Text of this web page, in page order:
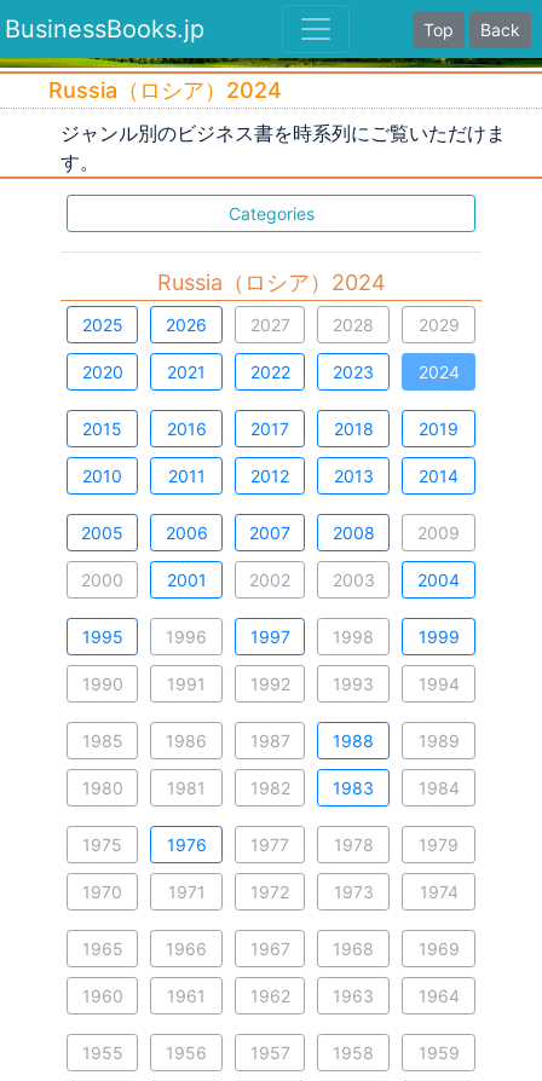
BusinessBooks.jp Top Back
Russia（ロシア）2024
ジャンル別のビジネス書を時系列にご覧いただけま
す。
Categories
Russia（ロシア）2024
2025 2026 2027 2028 2029
2020 2021 2022 2023 2024
2015 2016 2017 2018 2019
2010 2011 2012 2013 2014
2005 2006 2007 2008 2009
2000 2001 2002 2003 2004
1995 1996 1997 1998 1999
1990 1991 1992 1993 1994
1985 1986 1987 1988 1989
1980 1981 1982 1983 1984
1975 1976 1977 1978 1979
1970 1971 1972 1973 1974
1965 1966 1967 1968 1969
1960 1961 1962 1963 1964
1955 1956 1957 1958 1959